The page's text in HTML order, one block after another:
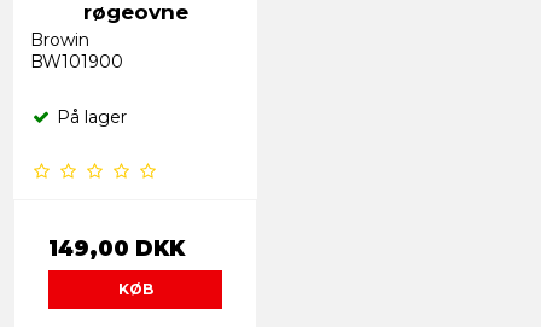
røgeovne
Browin
BW101900
På lager
149,00 DKK
KØB